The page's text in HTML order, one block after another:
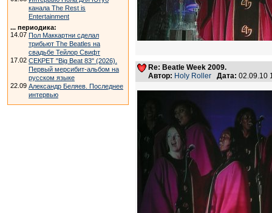
канала The Rest is
Entertainment
... периодика:
14.07 Пол Маккартни сделал
трибьют The Beatles на
свадьбе Тейлор Свифт
17.02 СЕКРЕТ "Big Beat 83" (2026).
Первый мерсибит-альбом на
русском языке
22.09 Александр Беляев. Последнее
интервью
Re: Beatle Week 2009.
Автор: Holy Roller Дата: